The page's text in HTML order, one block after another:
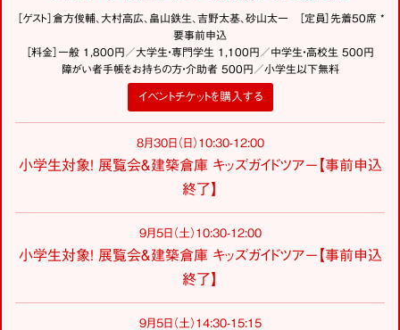
［ゲスト］倉方俊輔、大村高広、畠山鉄生、吉野太基、砂山太一 ［定員］先着50席 *
要事前申込
［料金］一般 1,800円／大学生・専門学生 1,100円／中学生・高校生 500円
障がい者手帳をお持ちの方・介助者 500円／小学生以下無料
イベントチケットを購入する
8月30日（日）10:30-12:00
小学生対象！ 展覧会＆建築倉庫 キッズガイドツアー【事前申込
終了】
9月5日（土）10:30-12:00
小学生対象！ 展覧会＆建築倉庫 キッズガイドツアー【事前申込
終了】
9月5日（土）14:30-15:15